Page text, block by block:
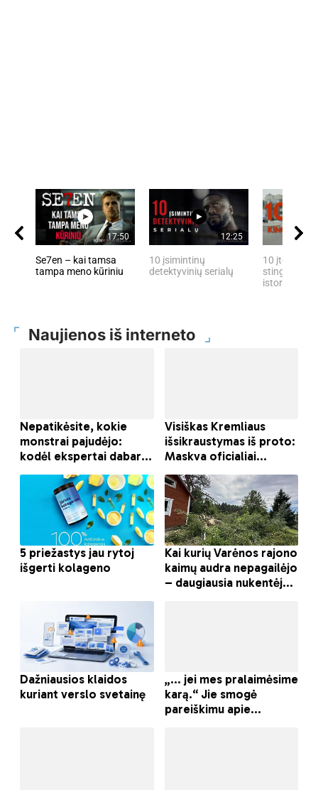
17:50
Se7en – kai tamsa
tampa meno kūriniu
12:25
10 įsimintinų
detektyvinių serialų
10 įtemptų,
stingdančių
istorijų
Naujienos iš interneto